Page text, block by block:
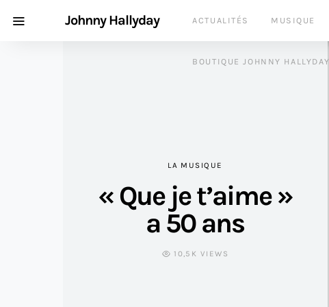
Johnny Hallyday ACTUALITÉS MUSIQUE
BOUTIQUE JOHNNY HALLYDAY
LA MUSIQUE
« Que je t’aime »
a 50 ans
10,5K VIEWS